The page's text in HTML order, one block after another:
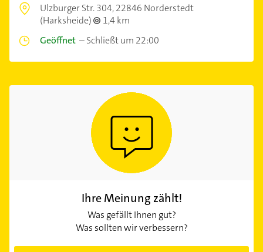
Ulzburger Str. 304,22846 Norderstedt
(Harksheide)
1,4 km
Geöffnet –Schließt um 22:00
Ihre Meinung zählt!
Was gefällt Ihnen gut?
Was sollten wir verbessern?